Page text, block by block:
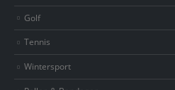
Golf
Tennis
Wintersport